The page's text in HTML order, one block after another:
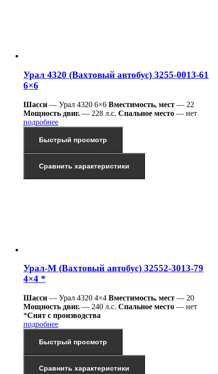
Урал 4320 (Вахтовый автобус) 3255-0013-61
6×6
Шасси — Урал 4320 6×6 Вместимость, мест — 22
Мощность двиг. — 228 л.с. Спальное место — нет
подробнее
Быстрый просмотр
Сравнить характеристики
Урал-М (Вахтовый автобус) 32552-3013-79
4×4 *
Шасси — Урал 4320 4×4 Вместимость, мест — 20
Мощность двиг. — 240 л.с. Спальное место — нет
*Снят с производства
подробнее
Быстрый просмотр
Сравнить характеристики